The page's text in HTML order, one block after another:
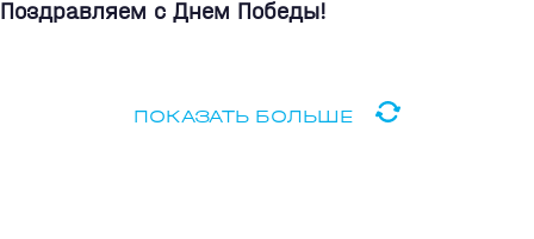
Поздравляем с Днем Победы!
ПОКАЗАТЬ БОЛЬШЕ